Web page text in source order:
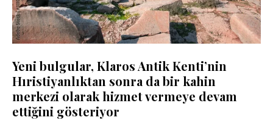
Yeni bulgular, Klaros Antik Kenti’nin
Hıristiyanlıktan sonra da bir kahin
merkezi olarak hizmet vermeye devam
ettiğini gösteriyor